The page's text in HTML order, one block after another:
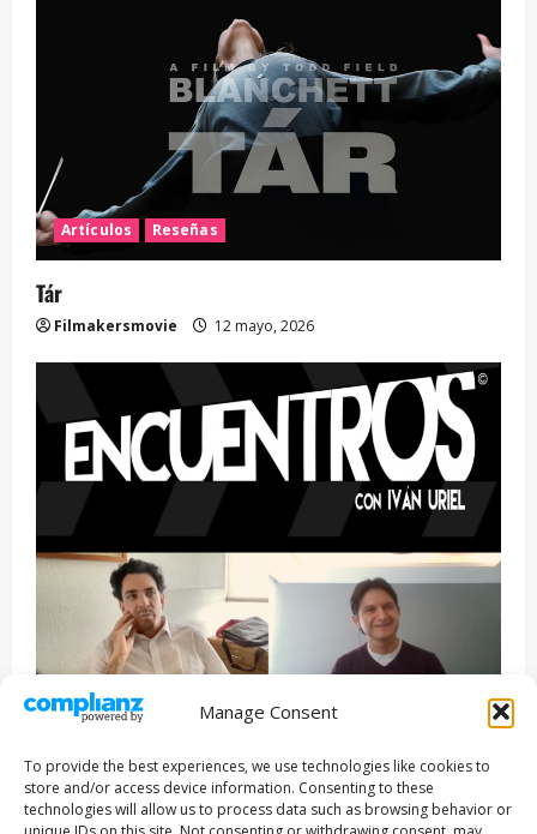
Manage Consent
To provide the best experiences, we use technologies like cookies to
store and/or access device information. Consenting to these
technologies will allow us to process data such as browsing behavior or
Artículos Reseñas
Tár
Filmakersmovie 12 mayo, 2026
Entrevista Series
ENCUENTROS CON IVÁN URIEL T3E22: JUAN PATRICIO
RIVEROLL